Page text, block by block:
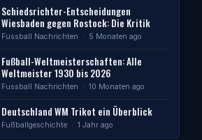
Schiedsrichter-Entscheidungen
Wiesbaden gegen Rostock: Die Kritik
Fussball Nachrichten · 5 Monaten ago
Fußball-Weltmeisterschaften: Alle
Weltmeister 1930 bis 2026
Fussball Nachrichten · 10 Monaten ago
Deutschland WM Trikot ein Überblick
Fußballgeschichte · 1 Jahr ago